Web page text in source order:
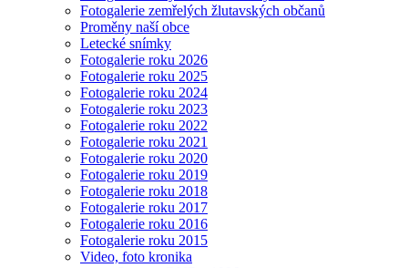
Fotogalerie zemřelých žlutavských občanů
Proměny naší obce
Letecké snímky
Fotogalerie roku 2026
Fotogalerie roku 2025
Fotogalerie roku 2024
Fotogalerie roku 2023
Fotogalerie roku 2022
Fotogalerie roku 2021
Fotogalerie roku 2020
Fotogalerie roku 2019
Fotogalerie roku 2018
Fotogalerie roku 2017
Fotogalerie roku 2016
Fotogalerie roku 2015
Video, foto kronika